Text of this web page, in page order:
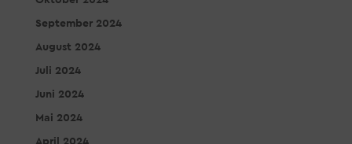
September 2024
August 2024
Juli 2024
Juni 2024
Mai 2024
April 2024